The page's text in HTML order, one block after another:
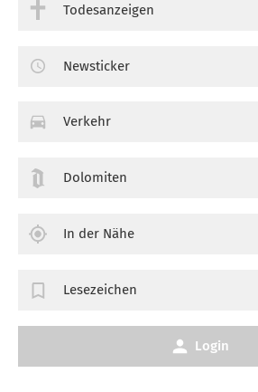
Todesanzeigen
Newsticker
Verkehr
Dolomiten
In der Nähe
Lesezeichen
Login